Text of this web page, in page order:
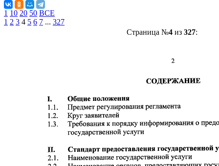
1 10 20 50 ВСЕ
1 2 3 4 5 6 7 ... 327
Страница №4из 327: